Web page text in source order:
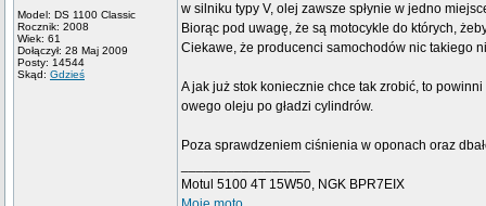
Model: DS 1100 Classic
Rocznik: 2008
Wiek: 61
Dołączył: 28 Maj 2009
Posty: 14544
Skąd: Gdzieś
w silniku typy V, olej zawsze spłynie w jedno
Biorąc pod uwagę, że są motocykle do których,
Ciekawe, że producenci samochodów nic takiego
A jak już stok koniecznie chce tak zrobić, to
owego oleju po gładzi cylindrów.
Poza sprawdzeniem ciśnienia w oponach oraz
Motul 5100 4T 15W50, NGK BPR7EIX